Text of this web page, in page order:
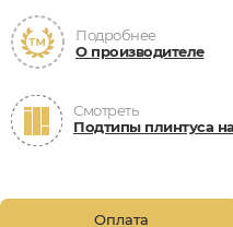
Подробнее
О производителе
Смотреть
Подтипы плинтуса
Оплата